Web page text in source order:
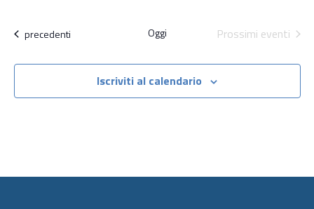
Attività
precedenti Oggi Prossimi eventi
Iscriviti al calendario